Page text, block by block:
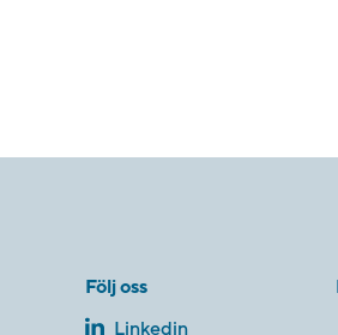
Följ oss
Linkedin